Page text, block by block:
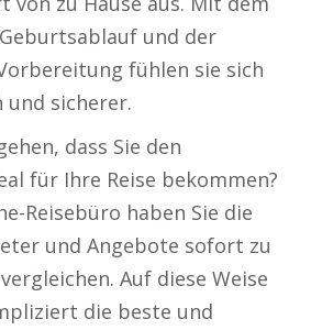
und der
fühlen sie sich
sicherer.
dass Sie den
für Ihre Reise bekommen?
Reisebüro haben Sie die
und Angebote sofort zu
Auf diese Weise
die beste und